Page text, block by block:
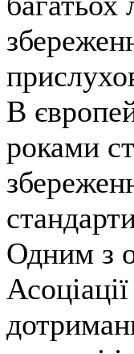
В
роками
Одним з